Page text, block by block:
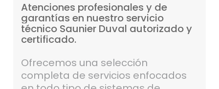
Atenciones profesionales y de
garantías en nuestro servicio
técnico Saunier Duval autorizadoy
certificado.
Ofrecemos una selección
completa de servicios enfocados